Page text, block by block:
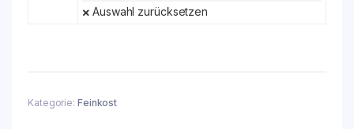
Auswahl zurücksetzen
Kategorie: Feinkost